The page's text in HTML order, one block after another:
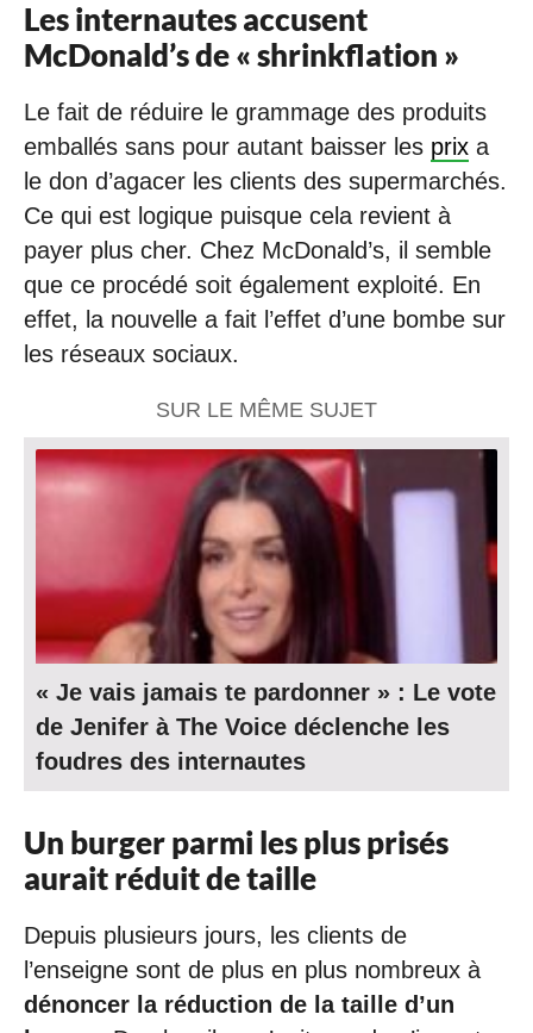
Les internautes accusent
McDonald’s de « shrinkflation »
Le fait de réduire le grammage des produits
emballés sans pour autant baisser les prix a
le don d’agacer les clients des supermarchés.
Ce qui est logique puisque cela revient à
payer plus cher. Chez McDonald’s, il semble
que ce procédé soit également exploité. En
effet, la nouvelle a fait l’effet d’une bombe sur
les réseaux sociaux.
SUR LE MÊME SUJET
« Je vais jamais te pardonner » : Le vote
de Jenifer à The Voice déclenche les
foudres des internautes
Un burger parmi les plus prisés
aurait réduit de taille
Depuis plusieurs jours, les clients de
l’enseigne sont de plus en plus nombreux à
dénoncer la réduction de la taille d’un